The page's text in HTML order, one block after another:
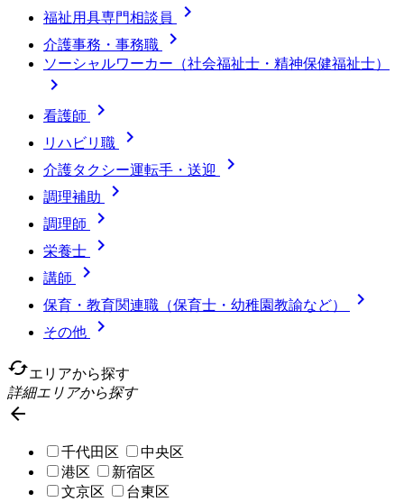
福祉用具専門相談員 
介護事務・事務職 
ソーシャルワーカー（社会福祉士・精神保健福祉士）

看護師 
リハビリ職 
介護タクシー運転手・送迎 
調理補助 
調理師 
栄養士 
講師 
保育・教育関連職（保育士・幼稚園教諭など） 
その他

cachedエリアから探す
詳細エリアから探す

千代田区
中央区
港区
新宿区
文京区
台東区